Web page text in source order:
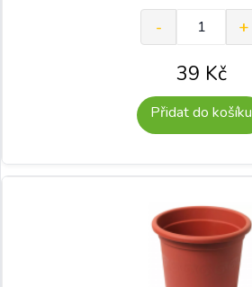
39 Kč
Přidat do košíku